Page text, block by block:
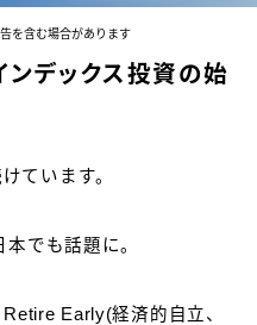
を含む場合があります
ンデックス投資の始
ています。
でも話題に。
Early(経済的自立、